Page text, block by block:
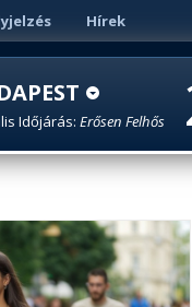
Hírek
Időjárás: Erősen Felhős